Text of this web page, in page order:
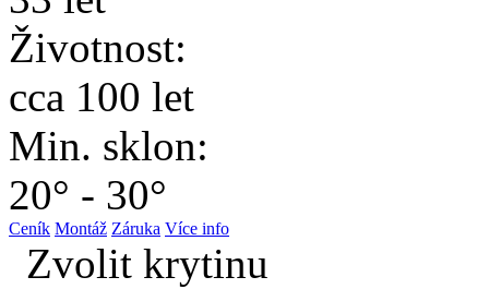
Životnost:
cca 100 let
Min. sklon:
20° - 30°
Ceník Montáž Záruka Více info
Zvolit krytinu